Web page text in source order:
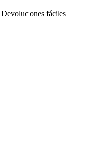
Devoluciones fáciles